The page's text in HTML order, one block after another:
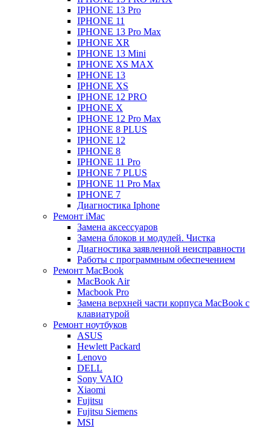
IPHONE 13 Pro
IPHONE 11
IPHONE 13 Pro Max
IPHONE XR
IPHONE 13 Mini
IPHONE XS MAX
IPHONE 13
IPHONE XS
IPHONE 12 PRO
IPHONE X
IPHONE 12 Pro Max
IPHONE 8 PLUS
IPHONE 12
IPHONE 8
IPHONE 11 Pro
IPHONE 7 PLUS
IPHONE 11 Pro Max
IPHONE 7
Диагностика Iphone
Ремонт iMac
Замена аксессуаров
Замена блоков и модулей. Чистка
Диагностика заявленной неисправности
Работы с программным обеспечением
Ремонт MacBook
MacBook Air
Macbook Pro
Замена верхней части корпуса MacBook с
клавиатурой
Ремонт ноутбуков
ASUS
Hewlett Packard
Lenovo
DELL
Sony VAIO
Xiaomi
Fujitsu
Fujitsu Siemens
MSI